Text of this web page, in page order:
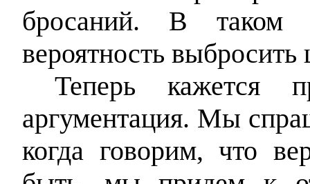
бросаний. В таком
вероятность
Теперь кажется
аргументация. Мы
когда говорим, что